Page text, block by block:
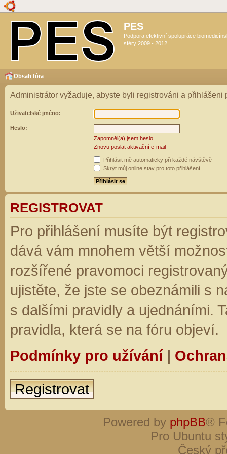
PES
Podpora efektivní spolupráce
sféry 2009 - 2012
Obsah fóra
Administrátor vyžaduje, abyste byli registrováni a přihlášeni
Uživatelské jméno:
Heslo:
Zapomněl(a) jsem heslo
Znovu poslat aktivační e-mail
Přihlásit mě automaticky při každé návštěvě
Skrýt můj online stav pro toto přihlášení
REGISTROVAT
Pro přihlášení musíte být
dává vám mnohem větší
rozšířené pravomoci
ujistěte, že jste se obeznámili s
s dalšími pravidly a ujednáními.
pravidla, která se na fóru objeví.
Podmínky pro užívání|
Registrovat
Powered by phpBB®
Pro Ubuntu
Český